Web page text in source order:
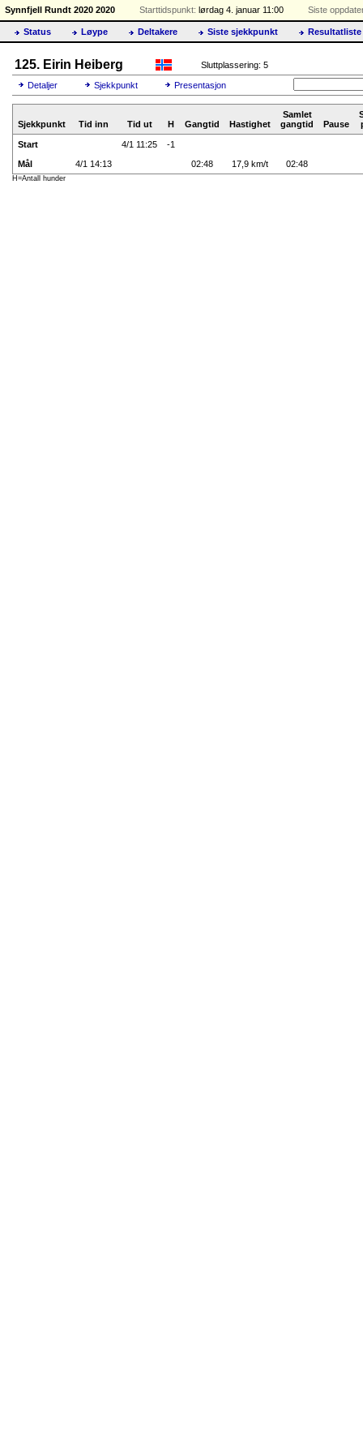
Synnfjell Rundt 2020 2020 Starttidspunkt: lørdag 4. januar 11:00 Siste
Status Løype Deltakere Siste sjekkpunkt Resultatliste
125. Eirin Heiberg Sluttplassering: 5
Detaljer Sjekkpunkt Presentasjon
Sjekkpunkt Tid inn Tid ut H Gangtid Hastighet
Samlet
gangtid
Pause
Start 4/1 11:25
-1
Mål
4/1 14:13 02:48 17,9 km/t 02:48
H=Antall hunder